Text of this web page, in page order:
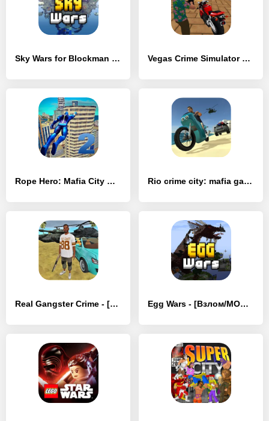
Sky Wars for Blockman Go - [Взлом/МОД Бесконечные деньги] Vegas Crime Simulator 2 - [Взлом/МОД Unlocked]
Rope Hero: Mafia City Wars - [Взлом/МОД Бесконечные деньги] Rio crime city: mafia gangster - [Взлом/МОД Много денег]
Real Gangster Crime - [Взлом/МОД Меню] Egg Wars - [Взлом/МОД Много денег]